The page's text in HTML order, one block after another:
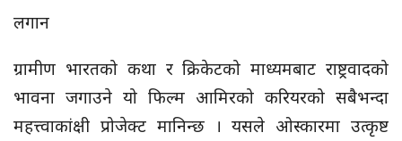
लगान
ग्रामीण भारतको कथा र क्रिकेटको माध्यमबाट राष्ट्रवादको
भावना जगाउने यो फिल्म आमिरको करियरको सबैभन्दा
महत्त्वाकांक्षी प्रोजेक्ट मानिन्छ । यसले ओस्कारमा उत्कृष्ट